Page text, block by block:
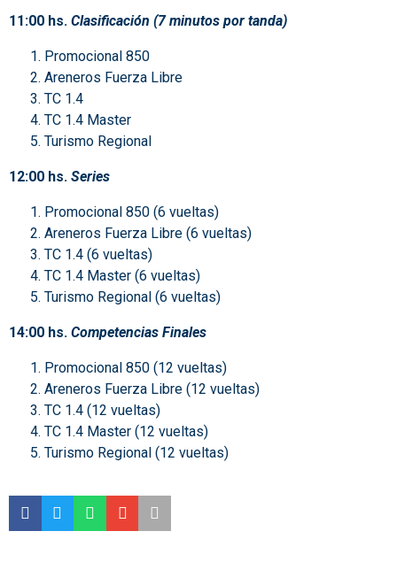
11:00 hs. Clasificación (7 minutos por tanda)
Promocional 850
Areneros Fuerza Libre
TC 1.4
TC 1.4 Master
Turismo Regional
12:00 hs. Series
Promocional 850 (6 vueltas)
Areneros Fuerza Libre (6 vueltas)
TC 1.4 (6 vueltas)
TC 1.4 Master (6 vueltas)
Turismo Regional (6 vueltas)
14:00 hs. Competencias Finales
Promocional 850 (12 vueltas)
Areneros Fuerza Libre (12 vueltas)
TC 1.4 (12 vueltas)
TC 1.4 Master (12 vueltas)
Turismo Regional (12 vueltas)